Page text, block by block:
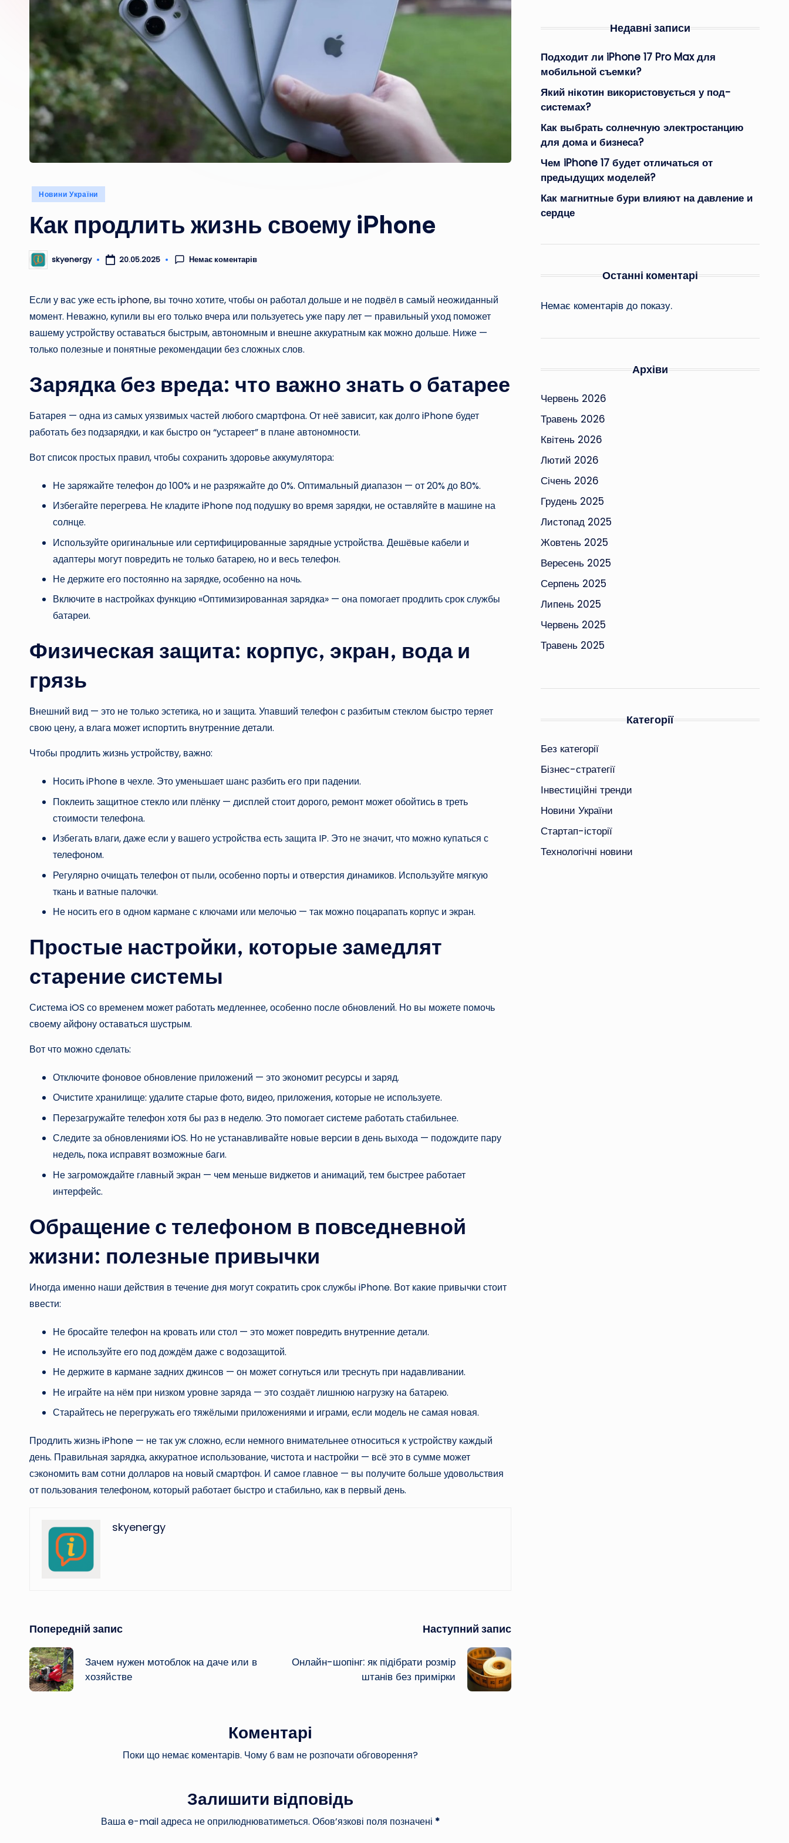
Опубліковано
Новини України
Как продлить жизнь своему iPhone
Опубліковано
skyenergy 20.05.2025 Немає коментарів
Если у вас уже естьiphone, вы точно хотите, чтобы он работал дольше и не подвёл в самый неожиданный
момент. Неважно, купили вы его только вчера или пользуетесь уже пару лет — правильный уход поможет
вашему устройству оставаться быстрым, автономным и внешне аккуратным как можно дольше. Ниже —
только полезные и понятные рекомендации без сложных слов.
Зарядка без вреда: что важно знать о батарее
Батарея — одна из самых уязвимых частей любого смартфона. От неё зависит, как долго iPhone будет
работать без подзарядки, и как быстро он “устареет” в плане автономности.
Вот список простых правил, чтобы сохранить здоровье аккумулятора:
Не заряжайте телефон до 100% и не разряжайте до 0%. Оптимальный диапазон — от 20% до 80%.
Избегайте перегрева. Не кладите iPhone под подушку во время зарядки, не оставляйте в машине на
солнце.
Используйте оригинальные или сертифицированные зарядные устройства. Дешёвые кабели и
адаптеры могут повредить не только батарею, но и весь телефон.
Не держите его постоянно на зарядке, особенно на ночь.
Включите в настройках функцию «Оптимизированная зарядка» — она помогает продлить срок службы
батареи.
Физическая защита: корпус, экран, вода и
грязь
Внешний вид — это не только эстетика, но и защита. Упавший телефон с разбитым стеклом быстро теряет
свою цену, а влага может испортить внутренние детали.
Чтобы продлить жизнь устройству, важно:
Носить iPhone в чехле. Это уменьшает шанс разбить его при падении.
Поклеить защитное стекло или плёнку — дисплей стоит дорого, ремонт может обойтись в треть
стоимости телефона.
Избегать влаги, даже если у вашего устройства есть защита IP. Это не значит, что можно купаться с
телефоном.
Регулярно очищать телефон от пыли, особенно порты и отверстия динамиков. Используйте мягкую
ткань и ватные палочки.
Не носить его в одном кармане с ключами или мелочью — так можно поцарапать корпус и экран.
Простые настройки, которые замедлят
старение системы
Система iOS со временем может работать медленнее, особенно после обновлений. Но вы можете помочь
своему айфону оставаться шустрым.
Вот что можно сделать:
Отключите фоновое обновление приложений — это экономит ресурсы и заряд.
Очистите хранилище: удалите старые фото, видео, приложения, которые не используете.
Перезагружайте телефон хотя бы раз в неделю. Это помогает системе работать стабильнее.
Следите за обновлениями iOS. Но не устанавливайте новые версии в день выхода — подождите пару
недель, пока исправят возможные баги.
Не загромождайте главный экран — чем меньше виджетов и анимаций, тем быстрее работает
интерфейс.
Обращение с телефоном в повседневной
жизни: полезные привычки
Иногда именно наши действия в течение дня могут сократить срок службы iPhone. Вот какие привычки стоит
ввести:
Не бросайте телефон на кровать или стол — это может повредить внутренние детали.
Не используйте его под дождём даже с водозащитой.
Не держите в кармане задних джинсов — он может согнуться или треснуть при надавливании.
Не играйте на нём при низком уровне заряда — это создаёт лишнюю нагрузку на батарею.
Старайтесь не перегружать его тяжёлыми приложениями и играми, если модель не самая новая.
Продлить жизнь iPhone — не так уж сложно, если немного внимательнее относиться к устройству каждый
день. Правильная зарядка, аккуратное использование, чистота и настройки — всё это в сумме может
сэкономить вам сотни долларов на новый смартфон. И самое главное — вы получите больше удовольствия
от пользования телефоном, который работает быстро и стабильно, как в первый день.
skyenergy
Навігація
по
запису
Попередній запис
Зачем нужен мотоблок на даче или в
хозяйстве
Наступний запис
Онлайн-шопінг: як підібрати розмір
штанів без примірки
Коментарі
Поки що немає коментарів. Чому б вам не розпочати обговорення?
Залишити відповідь
Ваша e-mail адреса не оприлюднюватиметься. Обов’язкові поля позначені *
Недавні записи
Подходит ли iPhone 17 Pro Max для
мобильной съемки?
Який нікотин використовується у под-
системах?
Как выбрать солнечную электростанцию
для дома и бизнеса?
Чем iPhone 17 будет отличаться от
предыдущих моделей?
Как магнитные бури влияют на давление и
сердце
Останні коментарі
Немає коментарів до показу.
Архіви
Червень 2026
Травень 2026
Квітень 2026
Лютий 2026
Січень 2026
Грудень 2025
Листопад 2025
Жовтень 2025
Вересень 2025
Серпень 2025
Липень 2025
Червень 2025
Травень 2025
Категорії
Без категорії
Бізнес-стратегії
Інвестиційні тренди
Новини України
Стартап-історії
Технологічні новини